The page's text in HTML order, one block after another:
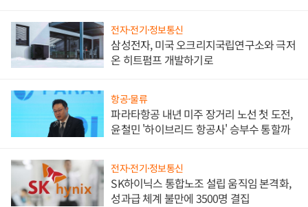
전자·전기·정보통신
삼성전자, 미국 오크리지국립연구소와 극저
온 히트펌프 개발하기로
항공·물류
파라타항공 내년 미주 장거리 노선 첫 도전,
윤철민 '하이브리드 항공사' 승부수 통할까
전자·전기·정보통신
SK하이닉스 통합노조 설립 움직임 본격화,
성과급 체계 불만에 3500명 결집